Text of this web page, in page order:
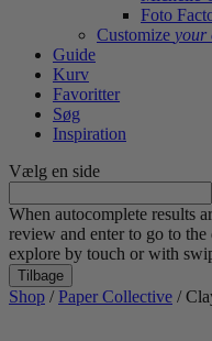
Foto
Customize your
Guide
Kurv
Favoritter
Søg
Inspiration
Vælg en side
efter:
When autocomplete results
review and enter to go to the
explore by touch or with
Tilbage
Shop /Paper Collective /